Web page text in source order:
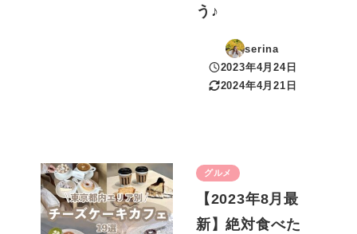
う♪
serina
投稿日
2023年4月24日
更新日
2024年4月21日
グルメ
【2023年8月最
新】絶対食べた